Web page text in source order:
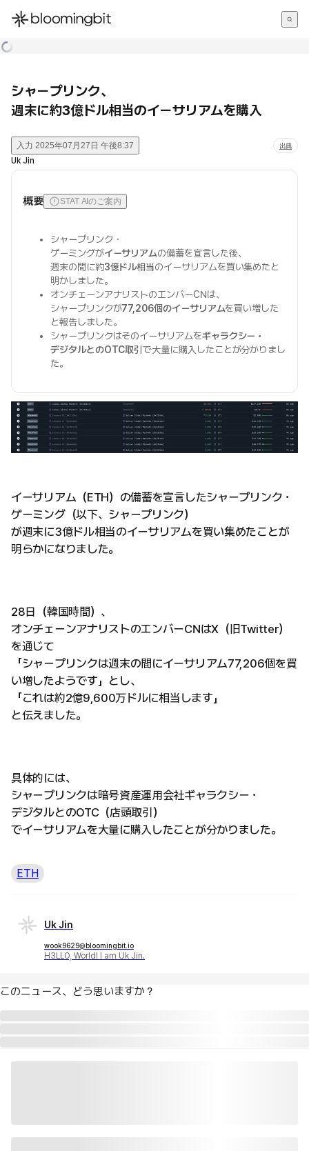
한국어
シャープリンク、
週末に約3億ドル相当のイーサリアムを購入
入力 2025年07月27日 午後8:37 出典
Uk Jin
概要 STAT AIのご案内
シャープリンク・
ゲーミングがイーサリアムの備蓄を宣言した後、
週末の間に約3億ドル相当のイーサリアムを買い集めたと
明かしました。
オンチェーンアナリストのエンバーCNは、
シャープリンクが77,206個のイーサリアムを買い増した
と報告しました。
シャープリンクはそのイーサリアムをギャラクシー・
デジタルとのOTC取引で大量に購入したことが分かりまし
た。
イーサリアム（ETH）の備蓄を宣言したシャープリンク・
ゲーミング（以下、シャープリンク）
が週末に3億ドル相当のイーサリアムを買い集めたことが
明らかになりました。
28日（韓国時間）、
オンチェーンアナリストのエンバーCNはX（旧Twitter）
を通じて
「シャープリンクは週末の間にイーサリアム77,206個を買
い増したようです」とし、
「これは約2億9,600万ドルに相当します」
と伝えました。
具体的には、
シャープリンクは暗号資産運用会社ギャラクシー・
デジタルとのOTC（店頭取引）
でイーサリアムを大量に購入したことが分かりました。
ETH
Uk Jin
wook9629@bloomingbit.io
H3LLO, World! I am Uk Jin.
このニュース、どう思いますか？